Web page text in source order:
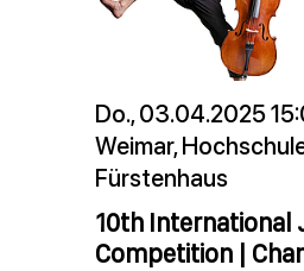
Do., 03.04.2025
Weimar,
Fürstenhaus
10th International
Competition |